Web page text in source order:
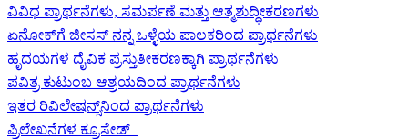
ವಿವಿಧ ಪ್ರಾರ್ಥನೆಗಳು, ಸಮರ್ಪಣೆ ಮತ್ತು ಆತ್ಮಶುದ್ಧೀಕರಣಗಳು
ಏನೋಕ್‍ಗೆ ಜೀಸಸ್ ನನ್ನ ಒಳ್ಳೆಯ ಪಾಲಕರಿಂದ ಪ್ರಾರ್ಥನೆಗಳು
ಹೃದಯಗಳ ದೈವಿಕ ಪ್ರಸ್ತುತೀಕರಣಕ್ಕಾಗಿ ಪ್ರಾರ್ಥನೆಗಳು
ಪವಿತ್ರ ಕುಟುಂಬ ಆಶ್ರಯದಿಂದ ಪ್ರಾರ್ಥನೆಗಳು
ಇತರ ರಿವಿಲೇಷನ್ಸ್‌ನಿಂದ ಪ್ರಾರ್ಥನೆಗಳು
ಪ್ರಿಲೇಖನೆಗಳ ಕ್ರೂಸೇಡ್